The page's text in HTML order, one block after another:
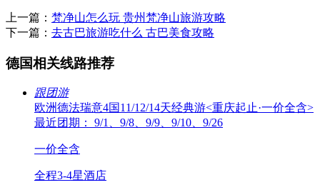
上一篇： 梵净山怎么玩 贵州梵净山旅游攻略
下一篇： 去古巴旅游吃什么 古巴美食攻略
德国相关线路推荐
跟团游
欧洲德法瑞意4国11/12/14天经典游<重庆起止·一价全含>
最近团期： 9/1、9/8、9/9、9/10、9/26
一价全含
全程3-4星酒店